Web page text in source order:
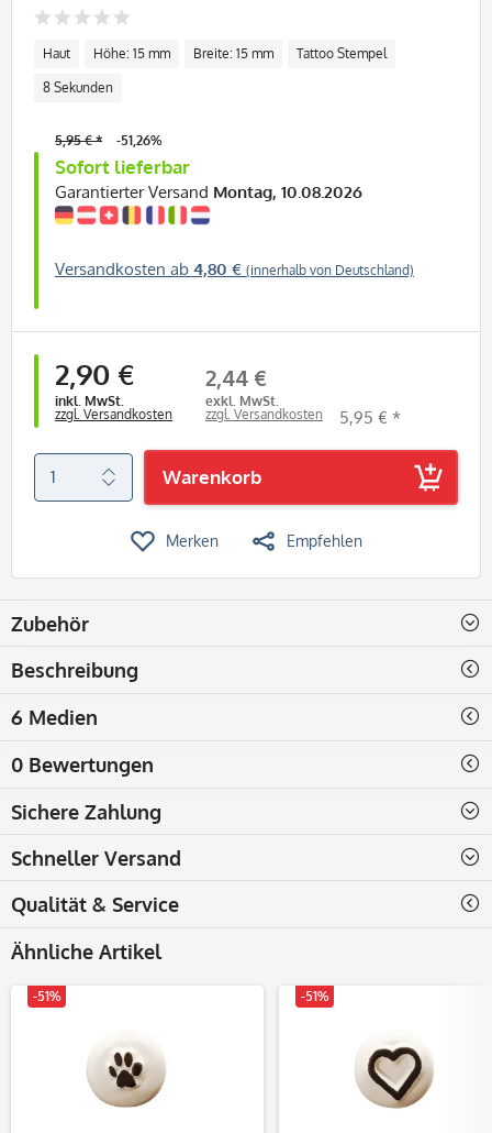
Haut Höhe: 15 mm Breite: 15 mm Tattoo Stempel
8 Sekunden
Sofort lieferbar
Garantierter Versand Montag, 10.08.2026
Versandkosten ab 4,80 € (innerhalb von Deutschland)
5,95 € * -51,26%
2,90 €
inkl. MwSt.
zzgl. Versandkosten
2,44 €
exkl. MwSt.
zzgl. Versandkosten
5,95 € *
Warenkorb
Merken Empfehlen
Zubehör
Beschreibung
6 Medien
0 Bewertungen
Sichere Zahlung
Schneller Versand
Qualität & Service
Ähnliche Artikel
-51% -51%